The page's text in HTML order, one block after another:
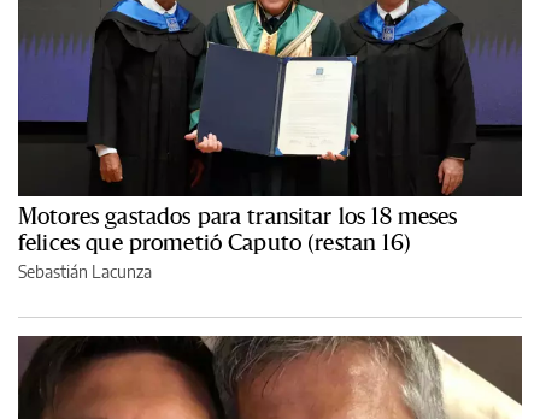
Motores gastados para transitar los 18 meses
felices que prometió Caputo (restan 16)
Sebastián Lacunza